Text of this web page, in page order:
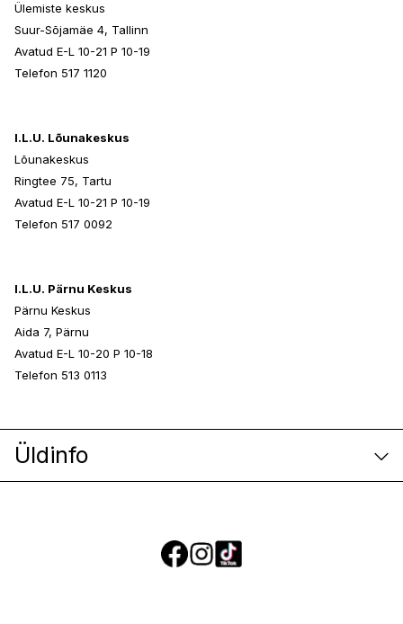
Ülemiste keskus
Suur-Sõjamäe 4, Tallinn
Avatud E-L 10-21 P 10-19
Telefon 517 1120
I.L.U. Lõunakeskus
Lõunakeskus
Ringtee 75, Tartu
Avatud E-L 10-21 P 10-19
Telefon 517 0092
I.L.U. Pärnu Keskus
Pärnu Keskus
Aida 7, Pärnu
Avatud E-L 10-20 P 10-18
Telefon 513 0113
Üldinfo